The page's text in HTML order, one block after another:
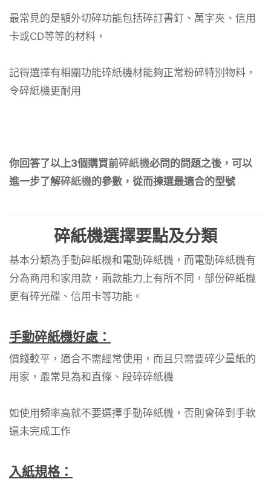
最常見的是額外切碎功能包括碎訂書釘、萬字夾、信用
卡或CD等等的材料，
記得選擇有相關功能碎紙機材能夠正常粉碎特別物料，
令碎紙機更耐用
你回答了以上3個購買前碎紙機必問的問題之後，可以
進一步了解碎紙機的參數，從而揀選最適合的型號
碎紙機選擇要點及分類
基本分類為手動碎紙機和電動碎紙機，而電動碎紙機有
分為商用和家用款，兩款能力上有所不同，部份碎紙機
更有碎光碟、信用卡等功能。
手動碎紙機好處：
價錢較平，適合不需經常使用，而且只需要碎少量紙的
用家，最常見為和直條、段碎碎紙機
如使用頻率高就不要選擇手動碎紙機，否則會碎到手軟
還未完成工作
入紙規格：